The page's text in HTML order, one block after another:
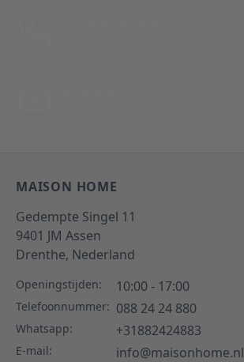
MAISON HOME
Gedempte Singel 11
9401 JM Assen
Drenthe, Nederland
Openingstijden: 10:00 - 17:00
Telefoonnummer: 088 24 24 880
Whatsapp: +31882424883
E-mail: info@maisonhome.nl